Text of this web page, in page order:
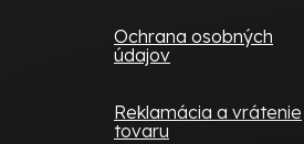
Ochrana osobných
údajov
Reklamácia a vrátenie
tovaru